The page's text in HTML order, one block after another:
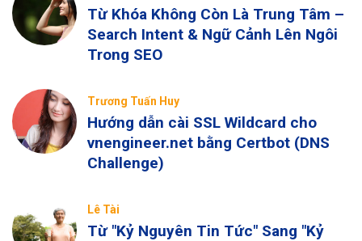
Từ Khóa Không Còn Là Trung Tâm –
Search Intent & Ngữ Cảnh Lên Ngôi
Trong SEO
Trương Tuấn Huy
Hướng dẫn cài SSL Wildcard cho
vnengineer.net bằng Certbot (DNS
Challenge)
Lê Tài
Từ "Kỷ Nguyên Tin Tức" Sang "Kỷ